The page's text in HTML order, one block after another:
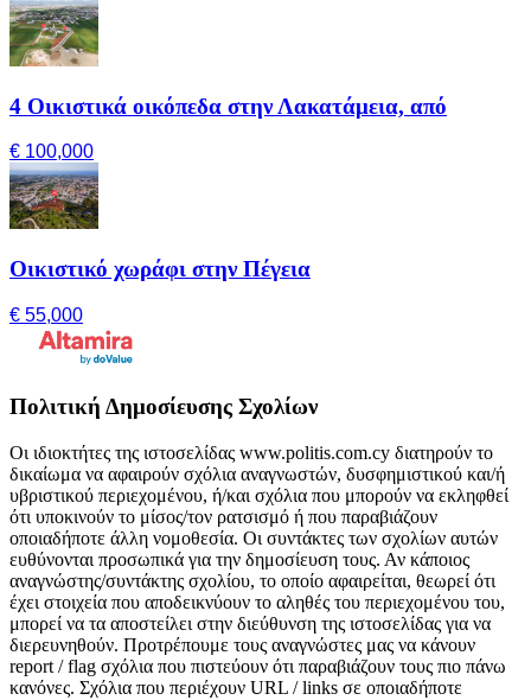
4 Οικιστικά οικόπεδα στην Λακατάμεια, από
€ 100,000
Οικιστικό χωράφι στην Πέγεια
€ 55,000
Πολιτική Δημοσίευσης Σχολίων
Οι ιδιοκτήτες της ιστοσελίδας www.politis.com.cy διατηρούν το
δικαίωμα να αφαιρούν σχόλια αναγνωστών, δυσφημιστικού και/ή
υβριστικού περιεχομένου, ή/και σχόλια που μπορούν να εκληφθεί
ότι υποκινούν το μίσος/τον ρατσισμό ή που παραβιάζουν
οποιαδήποτε άλλη νομοθεσία. Οι συντάκτες των σχολίων αυτών
ευθύνονται προσωπικά για την δημοσίευση τους. Αν κάποιος
αναγνώστης/συντάκτης σχολίου, το οποίο αφαιρείται, θεωρεί ότι
έχει στοιχεία που αποδεικνύουν το αληθές του περιεχομένου του,
μπορεί να τα αποστείλει στην διεύθυνση της ιστοσελίδας για να
διερευνηθούν. Προτρέπουμε τους αναγνώστες μας να κάνουν
report / flag σχόλια που πιστεύουν ότι παραβιάζουν τους πιο πάνω
κανόνες. Σχόλια που περιέχουν URL / links σε οποιαδήποτε